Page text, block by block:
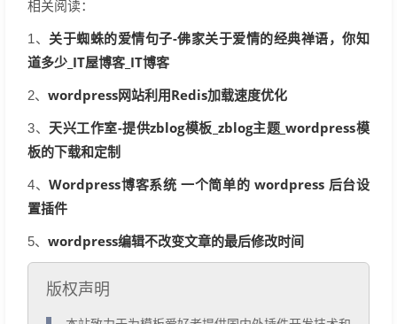
相关阅读：
1、 关于蜘蛛的爱情句子-佛家关于爱情的经典禅语，你知
道多少_IT屋博客_IT博客
2、 wordpress网站利用Redis加载速度优化
3、 天兴工作室-提供zblog模板_zblog主题_wordpress模
板的下载和定制
4、Wordpress博客系统 一个简单的 wordpress 后台设
置插件
5、 wordpress编辑不改变文章的最后修改时间
版权声明